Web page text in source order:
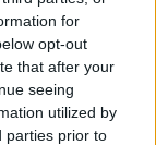
for
opt-out
that after your
seeing
utilized by
parties prior to
Győr Projekt
intézkedés.